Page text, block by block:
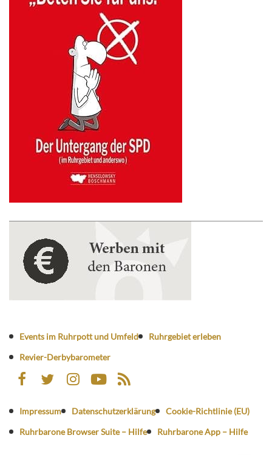
Events im Ruhrpott und Umfeld
Ruhrgebiet erleben
Revier-Derbybarometer
Impressum Datenschutzerklärung
Cookie-Richtlinie (EU)
Ruhrbarone Browser Suite – Hilfe
Ruhrbarone App – Hilfe